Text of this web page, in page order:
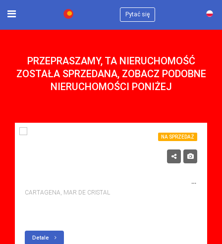
Pytać się
PRZEPRASZAMY, TA NIERUCHOMOŚĆ
ZOSTAŁA SPRZEDANA, ZOBACZ PODOBNE
NIERUCHOMOŚCI PONIŻEJ
NA SPRZEDAŻ
LUKSUSOWY APARTAMENT W EL LAGO – MAR DE CRISTAL Z DWIEMA SYPIALNIAMI
CARTAGENA, MAR DE CRISTAL
Detale